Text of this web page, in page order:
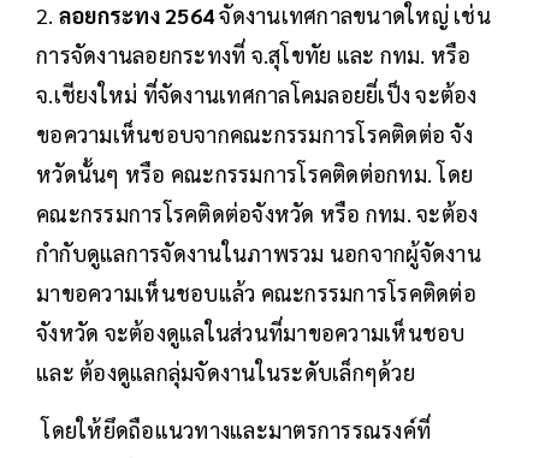
2. ลอยกระทง 2564จัดงานเทศกาลขนาดใหญ่ เช่น
การจัดงานลอยกระทงที่ จ.สุโขทัย และ กทม. หรือ
จ.เชียงใหม่ ที่จัดงานเทศกาลโคมลอยยี่เป็ง จะต้อง
ขอความเห็นชอบจากคณะกรรมการโรคติดต่อ จัง
หวัดนั้นๆ หรือ คณะกรรมการโรคติดต่อกทม. โดย
คณะกรรมการโรคติดต่อจังหวัด หรือ กทม. จะต้อง
กำกับดูแลการจัดงานในภาพรวม นอกจากผู้จัดงาน
มาขอความเห็นชอบแล้ว คณะกรรมการโรคติดต่อ
จังหวัด จะต้องดูแลในส่วนที่มาขอความเห็นชอบ
และ ต้องดูแลกลุ่มจัดงานในระดับเล็กๆด้วย
โดยให้ยึดถือแนวทางและมาตรการรณรงค์ที่